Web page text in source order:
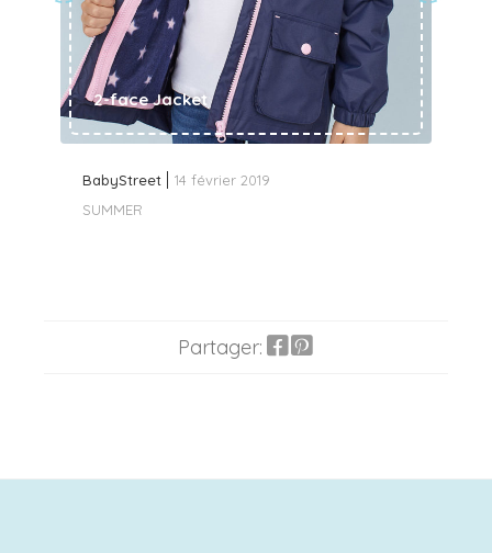
BabyStreet 14 février 2019
2-face Jacket
SUMMER
Partager: